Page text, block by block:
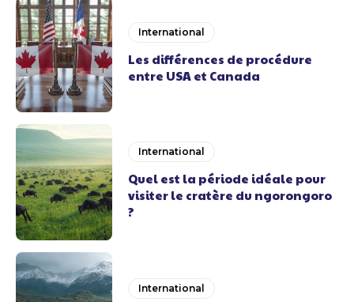
International
Les différences de procédure
entre USA et Canada
International
Quel est la période idéale pour
visiter le cratère du ngorongoro
?
International